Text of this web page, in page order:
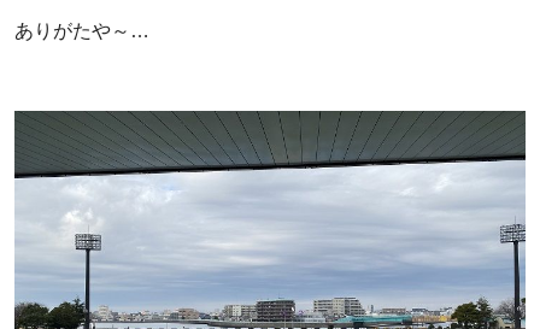
ありがたや～…